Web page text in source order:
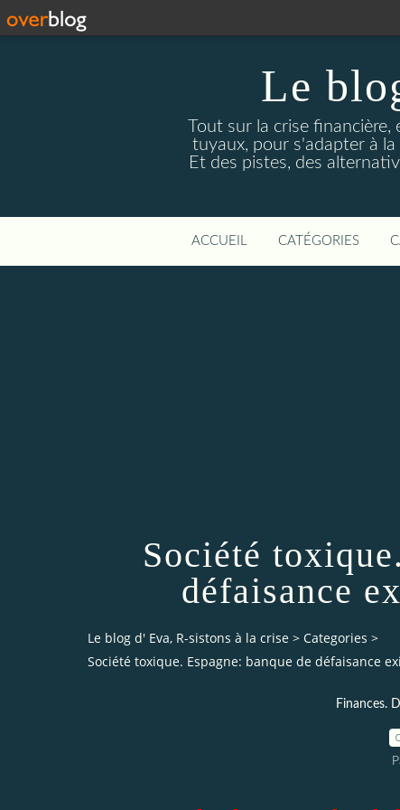
Le
Tout sur la crise
tuyaux, pour s'adapter à la
Et des pistes, des
ACCUEIL CATÉGORIES
Société
défaisance
Le blog d' Eva, R-sistons à la crise > Categories >
Société toxique. Espagne: banque de défaisance
Finances.